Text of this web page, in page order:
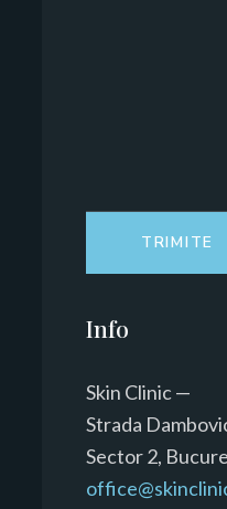
Info
Skin Clinic —
Strada
Sector 2,